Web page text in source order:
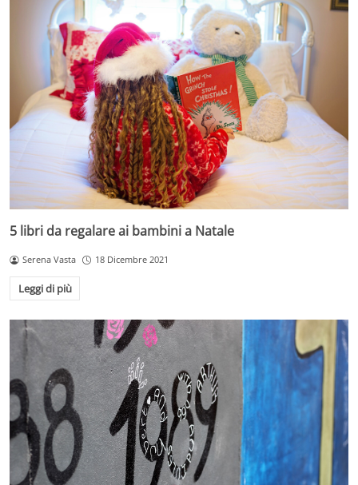
5 libri da regalare ai bambini a Natale
Serena Vasta 18 Dicembre 2021
Leggi di più